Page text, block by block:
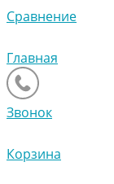
Сравнение
Главная
Звонок
Корзина